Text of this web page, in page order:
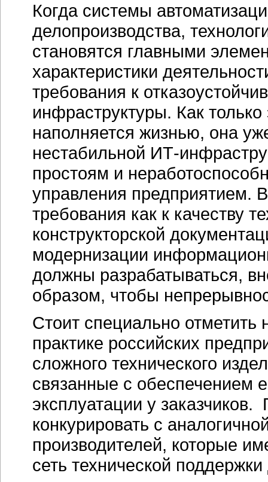
Когда системы
делопроизводства,
становятся главными
характеристики
требования к
инфраструктуры. Как
наполняется жизнью, она
нестабильной ИТ-
простоям и
управления предприятием.
требования как к качеству
конструкторской
модернизации
должны разрабатываться,
образом, чтобы
Стоит специально
практике российских
сложного технического
связанные с обеспечением
эксплуатации у
конкурировать с
производителей, которые
сеть технической